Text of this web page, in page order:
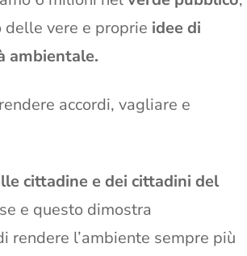
vere e proprie idee di
ambientale.
accordi, vagliare e
cittadine e dei cittadini del
e questo dimostra
rendere l’ambiente sempre più